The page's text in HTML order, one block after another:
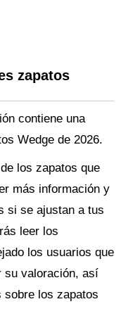
zapatos
contiene una
Wedge de 2026.
los zapatos que
más información y
si se ajustan a tus
leer los
los usuarios que
su valoración, así
sobre los zapatos